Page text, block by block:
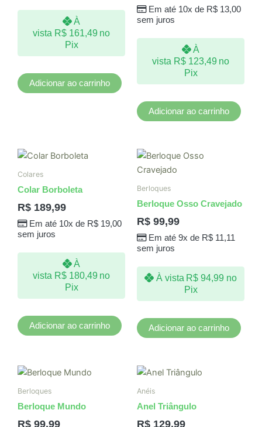
À
vista R$161,49 no
Pix
Adicionar ao carrinho
Em até 10x de R$13,00
sem juros
À
vista R$123,49 no
Pix
Adicionar ao carrinho
Colares
Colar Borboleta
R$ 189,99
Em até 10x de R$19,00
sem juros
À
vista R$180,49 no
Pix
Adicionar ao carrinho
Berloques
Berloque Osso Cravejado
R$ 99,99
Em até 9x de R$11,11
sem juros
À vista R$ 94,99 no
Pix
Adicionar ao carrinho
Berloques
Berloque Mundo
R$ 99,99
Anéis
Anel Triângulo
R$ 129,99